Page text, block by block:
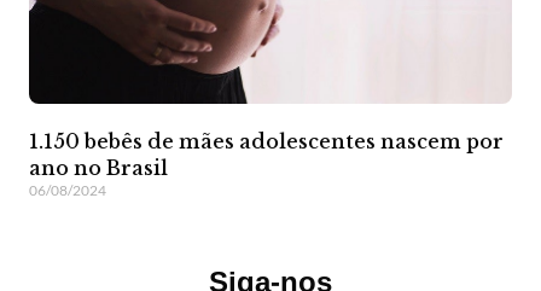
1.150 bebês de mães adolescentes nascem por
ano no Brasil
06/08/2024
Siga-nos